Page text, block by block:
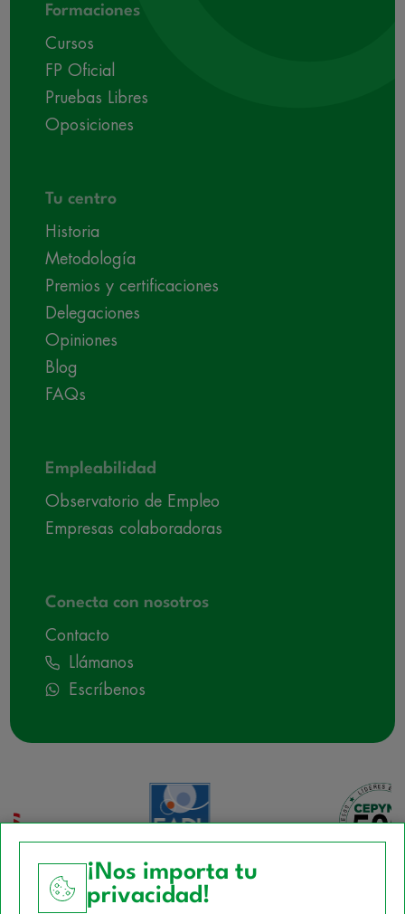
Formaciones
Cursos
FP Oficial
Pruebas Libres
Oposiciones
Tu centro
Historia
Metodología
Premios y certificaciones
Delegaciones
Opiniones
Blog
FAQs
Empleabilidad
Observatorio de Empleo
Empresas colaboradoras
Conecta con nosotros
Contacto
Llámanos
Escríbenos
¡Nos importa tu
privacidad!